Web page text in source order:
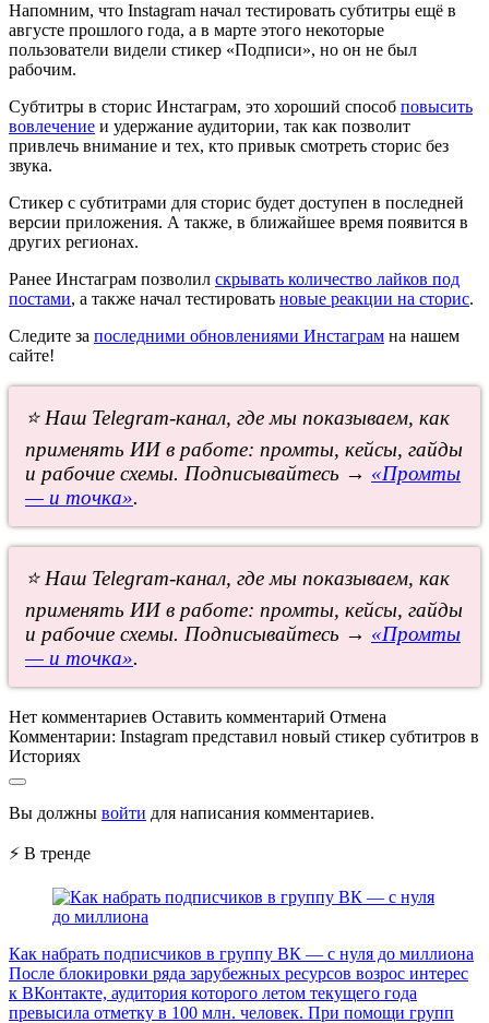
Напомним, что Instagram начал тестировать субтитры ещё в
августе прошлого года, а в марте этого некоторые
пользователи видели стикер «Подписи», но он не был
рабочим.
Субтитры в сторис Инстаграм, это хороший способ повысить
вовлечение и удержание аудитории, так как позволит
привлечь внимание и тех, кто привык смотреть сторис без
звука.
Стикер с субтитрами для сторис будет доступен в последней
версии приложения. А также, в ближайшее время появится в
других регионах.
Ранее Инстаграм позволил скрывать количество лайков под
постами, а также начал тестировать новые реакции на сторис.
Следите за последними обновлениями Инстаграм на нашем
сайте!
⭐ Наш Telegram-канал, где мы показываем, как
применять ИИ в работе: промты, кейсы, гайды
и рабочие схемы. Подписывайтесь → «Промты
— и точка».
⭐ Наш Telegram-канал, где мы показываем, как
применять ИИ в работе: промты, кейсы, гайды
и рабочие схемы. Подписывайтесь → «Промты
— и точка».
Нет комментариев Оставить комментарий Отмена
Комментарии: Instagram представил новый стикер субтитров в
Историях
Вы должны войти для написания комментариев.
⚡ В тренде
Как набрать подписчиков в группу ВК — с нуля до миллиона
После блокировки ряда зарубежных ресурсов возрос интерес
к ВКонтакте, аудитория которого летом текущего года
превысила отметку в 100 млн. человек. При помощи групп